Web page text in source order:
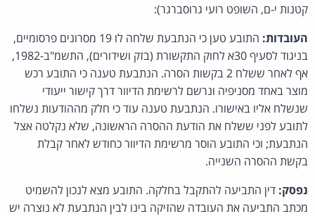
קטנות י-ם, השופט רועי גרוסברגר):
העובדות:
התובע טען כי הנתבעת שלחה לו 19 מסרונים פרסומיים,
בניגוד לסעיף 30א לחוק התקשורת (בזק ושידורים), התשמ"ב-1982,
אף לאחר ששלח 2 בקשות הסרה. הנתבעת טענה כי התובע רכש
מוצר באחד מסניפיה ונרשם לרשימת הדיוור דרך קישור ייעודי
שנשלח אליו באישורו. הנתבעת טענה עוד כי חלק מההודעות נשלחו
לתובע לפני ששלח את הודעת ההסרה הראשונה, שלא נקלטה אצל
הנתבעת; וכי התובע הוסר מרשימת הדיוור כחודש לאחר קבלת
בקשת ההסרה השנייה.
נפסק: דין התביעה להתקבל בחלקה. התובע מצא לנכון להשמיט
מכתב התביעה את העובדה שהזיקה בינו לבין הנתבעת לא נוצרה יש